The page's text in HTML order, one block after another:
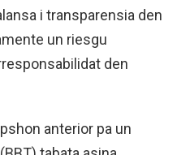
i transparensia den
un riesgu
den
anterior pa un